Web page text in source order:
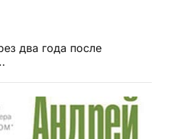
два года после